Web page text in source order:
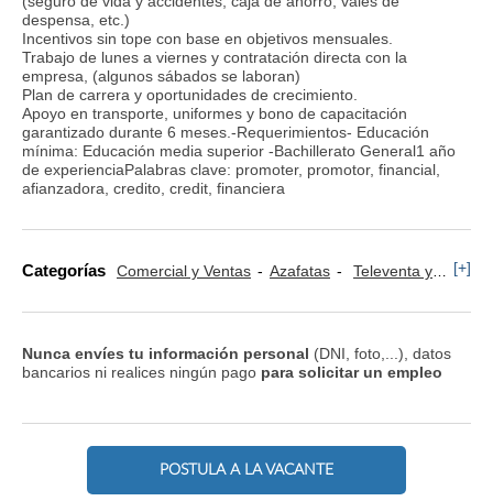
despensa, etc.)
Incentivos sin tope con base en objetivos mensuales.
Trabajo de lunes a viernes y contratación directa con la
empresa, (algunos sábados se laboran)
Plan de carrera y oportunidades de crecimiento.
Apoyo en transporte, uniformes y bono de capacitación
garantizado durante 6 meses.-Requerimientos- Educación
mínima: Educación media superior -Bachillerato General1 año
de experienciaPalabras clave: promoter, promotor, financial,
afianzadora, credito, credit, financiera
Categorías Comercial y Ventas Azafatas Televenta y Marketing Telefónico [+]
Nunca envíes tu información personal (DNI, foto,...), datos
bancarios ni realices ningún pago para solicitar un empleo
POSTULA A LA VACANTE